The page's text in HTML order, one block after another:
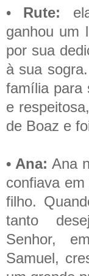
• Rute:
ganhou um
por sua
à sua
família para
e
de Boaz e
• Ana: Ana
confiava
filho.
tanto
Senhor,
Samuel,